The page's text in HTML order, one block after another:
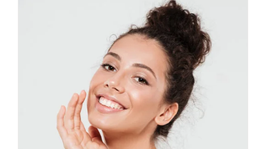
1242,00 €
variations.
options
peuvent
être
choisies
sur
la